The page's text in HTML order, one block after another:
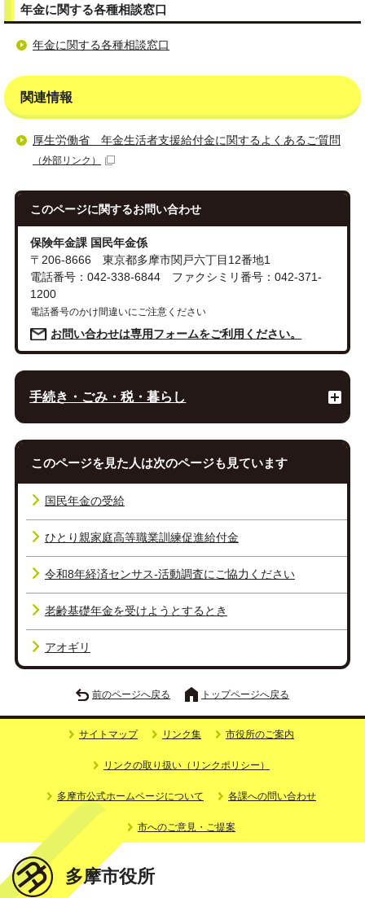
年金に関する各種相談窓口
年金に関する各種相談窓口
関連情報
厚生労働省 年金生活者支援給付金に関するよくあるご質問
（外部リンク）
このページに関するお問い合わせ
保険年金課 国民年金係
〒206-8666 東京都多摩市関戸六丁目12番地1
電話番号：042-338-6844 ファクシミリ番号：042-371-
1200
電話番号のかけ間違いにご注意ください
お問い合わせは専用フォームをご利用ください。
手続き・ごみ・税・暮らし
このページを見た人は次のページも見ています
国民年金の受給
ひとり親家庭高等職業訓練促進給付金
令和8年経済センサス-活動調査にご協力ください
老齢基礎年金を受けようとするとき
アオギリ
前のページへ戻る トップページへ戻る
サイトマップ リンク集 市役所のご案内
リンクの取り扱い（リンクポリシー）
多摩市公式ホームページについて 各課への問い合わせ
市へのご意見・ご提案
多摩市役所